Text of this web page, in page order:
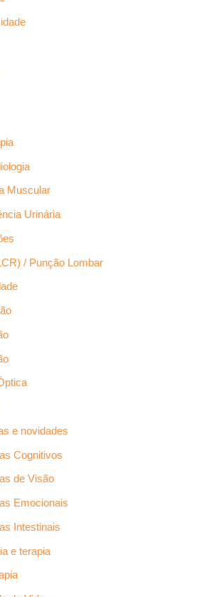
Muscular
Urinária
/ Punção Lombar
e novidades
Cognitivos
de Visão
Emocionais
Intestinais
e terapia